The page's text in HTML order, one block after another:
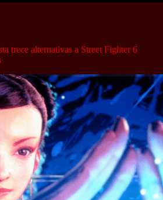
trece alternativas a Street Fighter 6